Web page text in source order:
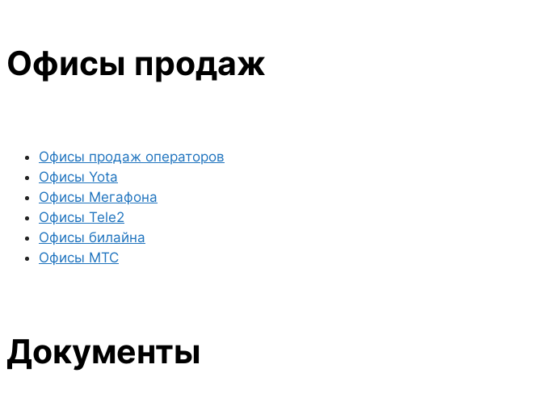
Офисы продаж
Офисы продаж операторов
Офисы Yota
Офисы Мегафона
Офисы Tele2
Офисы билайна
Офисы МТС
Документы